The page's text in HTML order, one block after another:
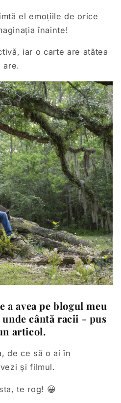
el emoțiile de orice
înainte!
iar o carte are atâtea
are.
a avea pe blogul meu
cântă racii - pus
articol.
de ce să o ai în
și filmul.
te rog! 😀